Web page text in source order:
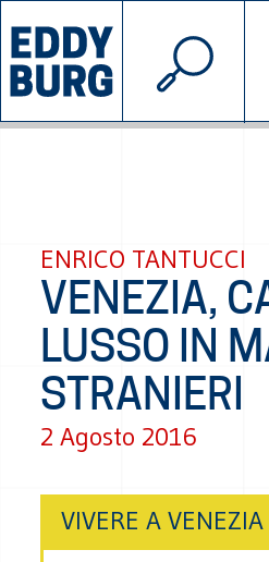
INIZIATIVE
© 2026
ENRICO TANTUCCI
VENEZIA,
LUSSO IN
STRANIERI
2 Agosto 2016
VIVERE A VENEZIA